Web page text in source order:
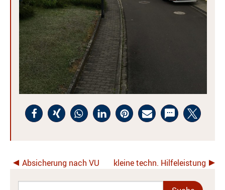
Absicherung nach VU kleine techn. Hilfeleistung